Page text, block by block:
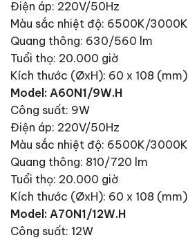
Điện áp: 220V/50Hz
Màu sắc nhiệt độ: 6500K/3000K
Quang thông: 630/560 lm
Tuổi thọ: 20.000 giờ
Kích thước (ØxH): 60 x 108 (mm)
Model: A60N1/9W.H
Công suất: 9W
Điện áp: 220V/50Hz
Màu sắc nhiệt độ: 6500K/3000K
Quang thông: 810/720 lm
Tuổi thọ: 20.000 giờ
Kích thước (ØxH): 60 x 108 (mm)
Model: A70N1/12W.H
Công suất: 12W